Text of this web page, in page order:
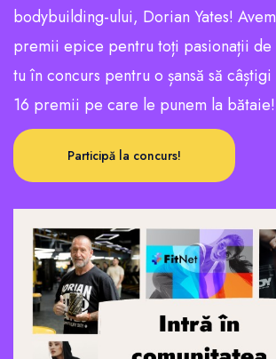
bodybuilding-ului, Dorian Yates!
premii epice pentru toți pasionații de
tu în concurs pentru o șansă să
16 premii pe care le punem la bătaie!
Participă la concurs!